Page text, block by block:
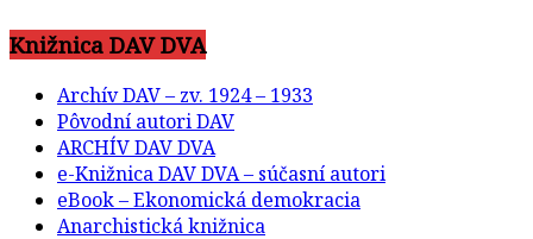
Knižnica DAV DVA
Archív DAV – zv. 1924 – 1933
Pôvodní autori DAV
ARCHÍV DAV DVA
e-Knižnica DAV DVA – súčasní autori
eBook – Ekonomická demokracia
Anarchistická knižnica